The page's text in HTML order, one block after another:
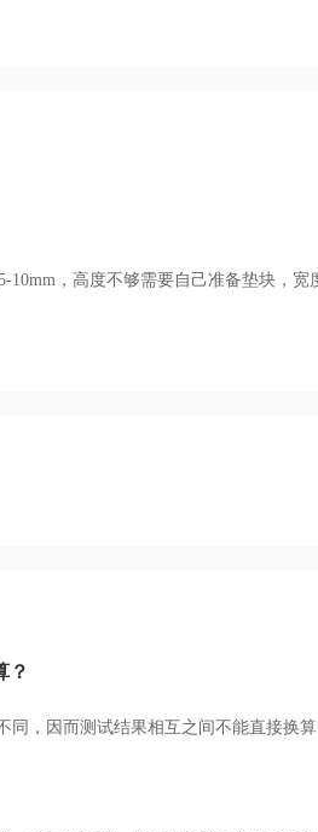
10mm，高度不够需要自己准备垫块，
？
，因而测试结果相互之间不能直接换算